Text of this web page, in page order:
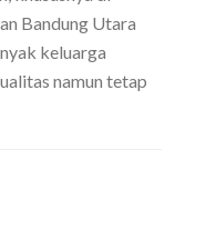
Bandung Utara
keluarga
namun tetap